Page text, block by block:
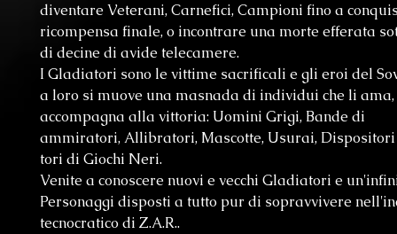
diventare Veterani, Carnefici, Campioni fino a
ricompensa finale, o incontrare una morte efferata
di decine di avide telecamere.
I Gladiatori sono le vittime sacrificali e gli eroi del
a loro si muove una masnada di individui che li
accompagna alla vittoria: Uomini Grigi, Bande di
ammiratori, Allibratori, Mascotte, Usurai,
tori di Giochi Neri.
Venite a conoscere nuovi e vecchi Gladiatori e
Personaggi disposti a tutto pur di sopravvivere
tecnocratico di Z.A.R..